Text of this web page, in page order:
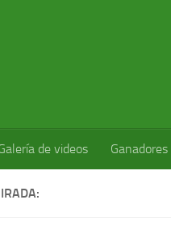
de videos Ganadores